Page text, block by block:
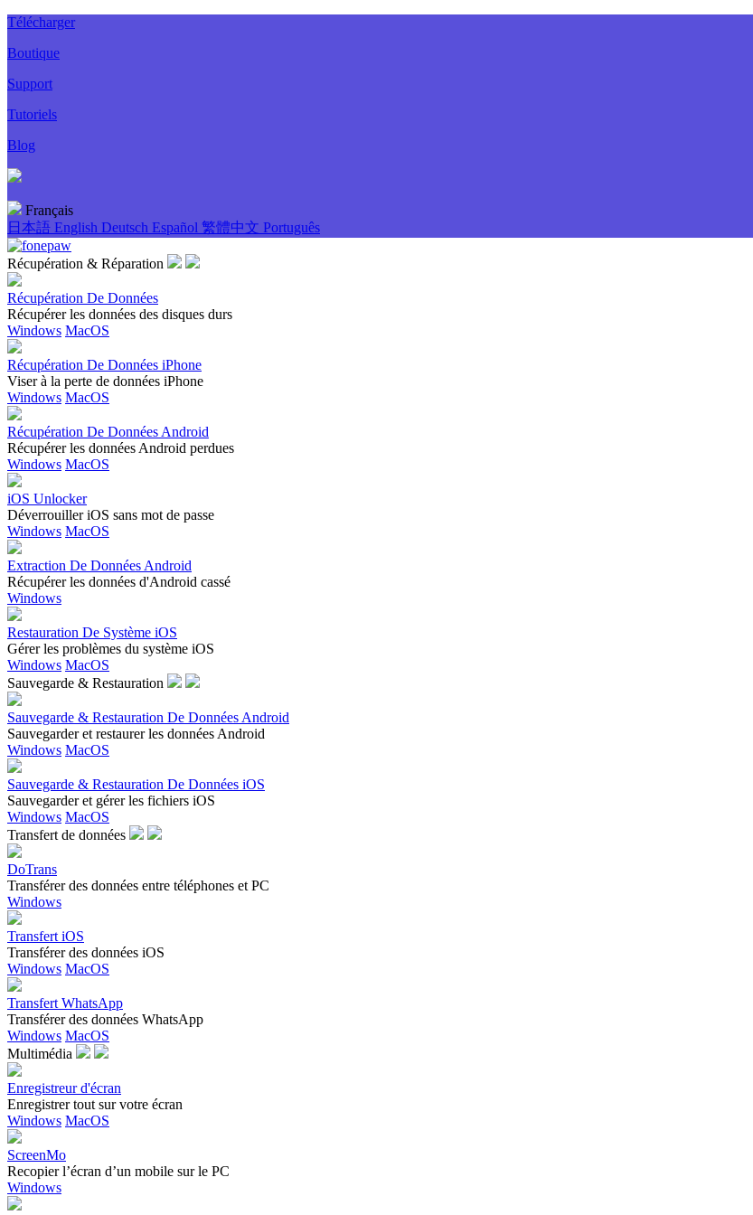
Télécharger
Boutique
Support
Tutoriels
Blog
Français
日本語 English Deutsch Español 繁體中文 Português
Récupération & Réparation
Récupération De Données
Récupérer les données des disques durs
Windows MacOS
Récupération De Données iPhone
Viser à la perte de données iPhone
Windows MacOS
Récupération De Données Android
Récupérer les données Android perdues
Windows MacOS
iOS Unlocker
Déverrouiller iOS sans mot de passe
Windows MacOS
Extraction De Données Android
Récupérer les données d'Android cassé
Windows
Restauration De Système iOS
Gérer les problèmes du système iOS
Windows MacOS
Sauvegarde & Restauration
Sauvegarde & Restauration De Données Android
Sauvegarder et restaurer les données Android
Windows MacOS
Sauvegarde & Restauration De Données iOS
Sauvegarder et gérer les fichiers iOS
Windows MacOS
Transfert de données
DoTrans
Transférer des données entre téléphones et PC
Windows
Transfert iOS
Transférer des données iOS
Windows MacOS
Transfert WhatsApp
Transférer des données WhatsApp
Windows MacOS
Multimédia
Enregistreur d'écran
Enregistrer tout sur votre écran
Windows MacOS
ScreenMo
Recopier l’écran d’un mobile sur le PC
Windows